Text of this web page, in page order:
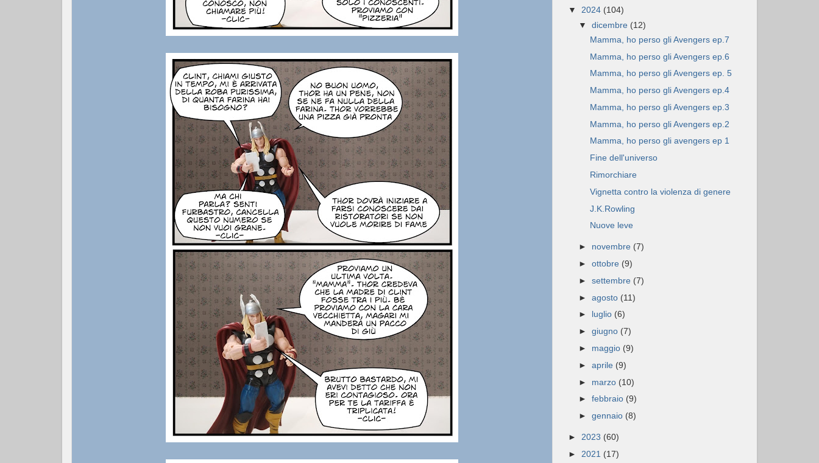
▼ 2024 (104)
▼dicembre (12)
Mamma, ho perso gli Avengers ep.7
Mamma, ho perso gli Avengers ep.6
Mamma, ho perso gli Avengers ep. 5
Mamma, ho perso gli Avengers ep.4
Mamma, ho perso gli Avengers ep.3
Mamma, ho perso gli Avengers ep.2
Mamma, ho perso gli avengers ep 1
Fine dell'universo
Rimorchiare
Vignetta contro la violenza di genere
J.K.Rowling
Nuove leve
► novembre (7)
►ottobre (9)
►settembre (7)
►agosto (11)
► luglio (6)
►giugno (7)
► maggio (9)
►aprile (9)
► marzo (10)
►febbraio (9)
►gennaio (8)
► 2023 (60)
► 2021 (17)